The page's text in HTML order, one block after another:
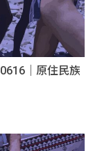
｜原住民族